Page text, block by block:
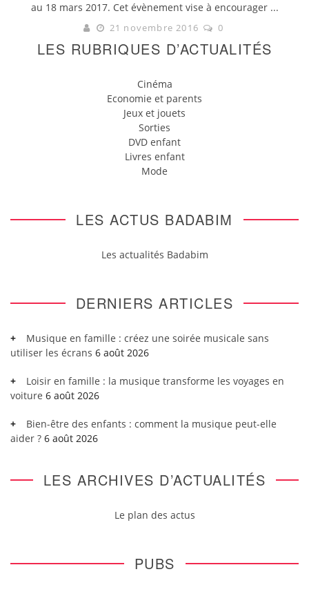
au 18 mars 2017. Cet évènement vise à encourager ...
21 novembre 2016 0
LES RUBRIQUES D’ACTUALITÉS
Cinéma
Economie et parents
Jeux et jouets
Sorties
DVD enfant
Livres enfant
Mode
LES ACTUS BADABIM
Les actualités Badabim
DERNIERS ARTICLES
Musique en famille : créez une soirée musicale sans
utiliser les écrans 6 août 2026
Loisir en famille : la musique transforme les voyages en
voiture 6 août 2026
Bien-être des enfants : comment la musique peut-elle
aider ? 6 août 2026
LES ARCHIVES D’ACTUALITÉS
Le plan des actus
PUBS